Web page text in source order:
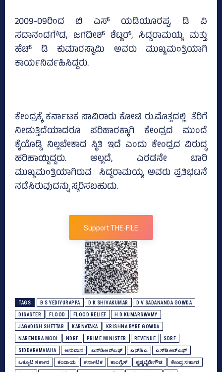
2009-09ರಿಂದ ಬಿ ಎಸ್‌ ಯಡಿಯೂರಪ್ಪ, ಡಿ ವಿ
ಸದಾನಂದಗೌಡ, ಜಗದೀಶ್‌ ಶೆಟ್ಟರ್‌, ಸಿದ್ದರಾಮಯ್ಯ ಮತ್ತು
ಹೆಚ್‌ ಡಿ ಕುಮಾರಸ್ವಾಮಿ ಅವರು ಮುಖ್ಯಮಂತ್ರಿಯಾಗಿ
ಕಾರ್ಯನಿರ್ವಹಿಸಿದ್ದರು.
ಕೇಂದ್ರಕ್ಕೆ ಕರ್ನಾಟಕ ಸಾವಿರಾರು ಕೋಟಿ ರು.ಮೊತ್ತದಲ್ಲಿ ತೆರಿಗೆ
ನೀಡುತ್ತಿದೆಯಾದರೂ ಪರಿಹಾರಕ್ಕಾಗಿ ಕೇಂದ್ರದ ಮುಂದೆ
ಕೈಯೊಡ್ಡಿ ನಿಲ್ಲಬೇಕಾದ ಸ್ಥಿತಿ ಇದೆ ಎಂದು ಕೇಂದ್ರದ ವಿರುದ್ಧ
ಹರಿಹಾಯ್ದಿದ್ದರು. ಅಲ್ಲದೆ, ಎರಡನೇ ಬಾರಿ
ಮುಖ್ಯಮಂತ್ರಿಯಾಗಿರುವ ಸಿದ್ದರಾಮಯ್ಯ ಅವರು ಪ್ರತಿಭಟನೆ
ನಡೆಸಿರುವುದನ್ನು ಸ್ಮರಿಸಬಹುದು.
Support THE-FILE
TAGS B S YEDIYURAPPA D K SHIVAKUMAR D V SADANANDA GOWDA
DISASTER FLOOD FLOOD RELIEF H D KUMARSWAMY
JAGADISH SHETTAR KARNATAKA KRISHNA BYRE GOWDA
NARENDRA MODI NDRF PRIME MINISTER REVENUE SDRF
SIDDARAMAIAHA ಅನುದಾನ ಎನ್‌ಡಿಆರ್‍ಎಫ್‌ ಎನ್‌ಡಿಎ ಎಸ್‌ಡಿಆರ್‌ಎಫ್‌
ಒಕ್ಕೂಟ ಸರ್ಕಾರ ಕಂದಾಯ ಕರ್ನಾಟಕ ಕಾಂಗ್ರೆಸ್‌ ಕೃಷ್ಣಬೈರೇಗೌಡ ಕೇಂದ್ರ ಸರ್ಕಾರ